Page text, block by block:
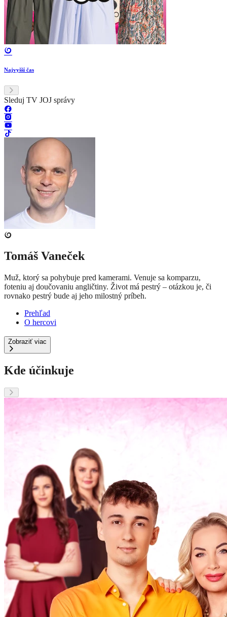
Najvyšší čas
Sleduj TV JOJ správy
Tomáš Vaneček
Muž, ktorý sa pohybuje pred kamerami. Venuje sa komparzu,
foteniu aj doučovaniu angličtiny. Život má pestrý – otázkou je, či
rovnako pestrý bude aj jeho milostný príbeh.
Prehľad
O hercovi
Zobraziť viac
Kde účinkuje